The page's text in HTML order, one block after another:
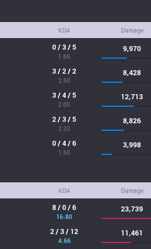
KDA Damage
0 / 3 / 5
1.66
9,970
3 / 2 / 2
2.50
8,428
3 / 4 / 5
2.00
12,713
2 / 3 / 5
2.33
8,826
0 / 4 / 6
1.50
3,998
KDA Damage
8 / 0 / 6
16.80
23,739
2 / 3 / 12
4.66
11,461